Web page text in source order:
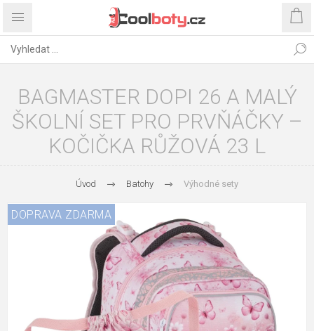
BAGMASTER DOPI 26 A MALÝ
ŠKOLNÍ SET PRO PRVŇÁČKY –
KOČIČKA RŮŽOVÁ 23 L
Úvod Batohy Výhodné sety
DOPRAVA ZDARMA